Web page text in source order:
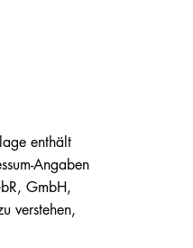
enthält
Angaben
GmbH,
verstehen,